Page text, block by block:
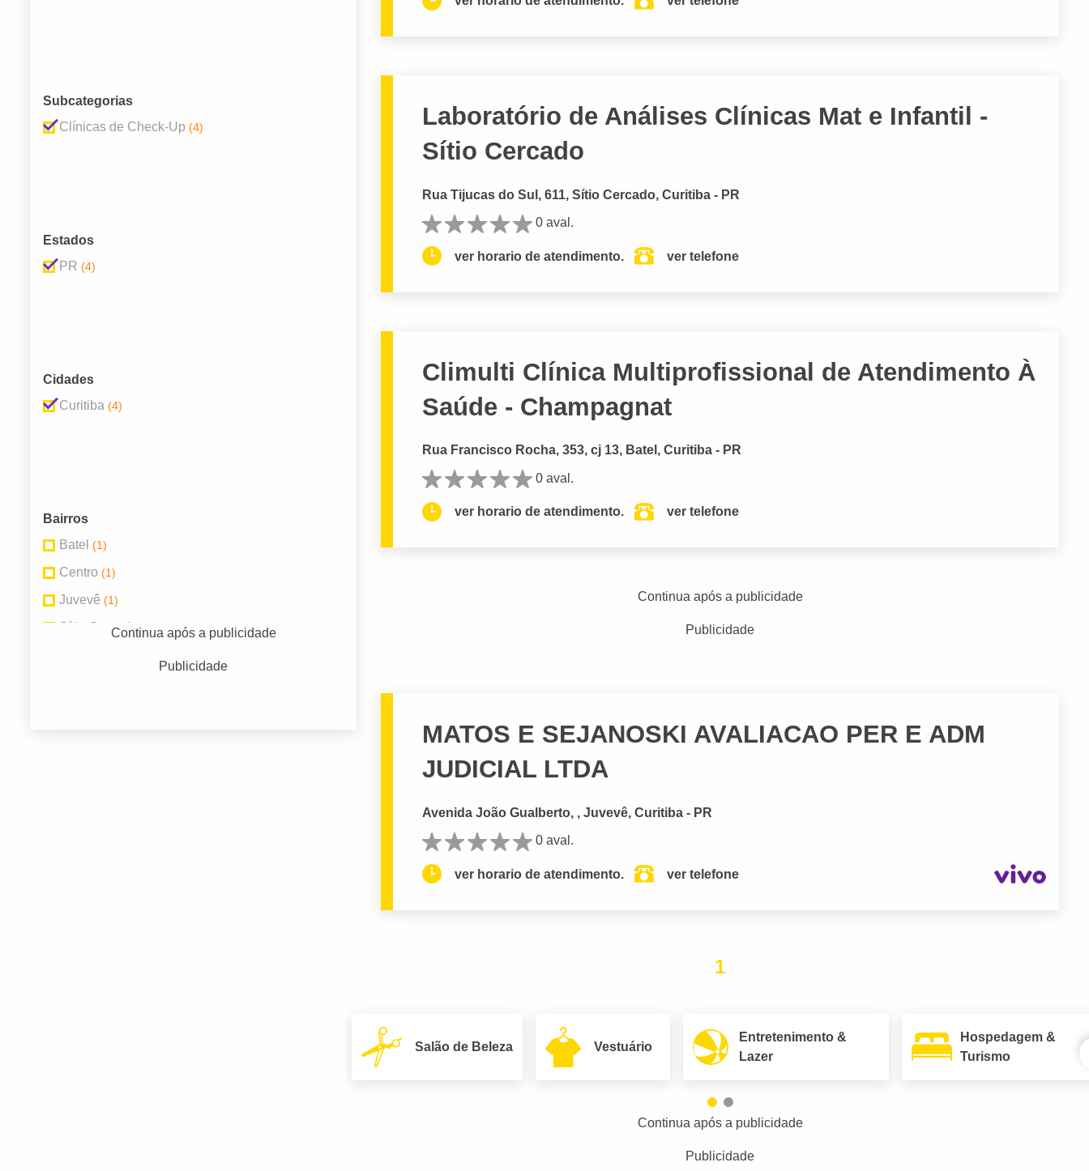
Subcategorias
Clínicas de Check-Up (4)
Estados
PR (4)
Cidades
Curitiba (4)
Bairros
Batel (1)
Centro (1)
Juvevê (1)
Sítio Cercado(1)
Continua após a publicidade
Publicidade
Laboratório de Análises Clínicas Mat e Infantil -
Sítio Cercado
Rua Tijucas do Sul, 611, Sítio Cercado, Curitiba - PR
0 aval.
ver horario de atendimento. ver telefone
Climulti Clínica Multiprofissional de Atendimento À
Saúde - Champagnat
Rua Francisco Rocha, 353, cj 13, Batel, Curitiba - PR
0 aval.
ver horario de atendimento. ver telefone
Continua após a publicidade
Publicidade
MATOS E SEJANOSKI AVALIACAO PER E ADM
JUDICIAL LTDA
Avenida João Gualberto, , Juvevê, Curitiba - PR
0 aval.
ver horario de atendimento. ver telefone
1
Salão de Beleza Vestuário
Entretenimento &
Lazer
Hospedagem &
Turismo
Continua após a publicidade
Publicidade